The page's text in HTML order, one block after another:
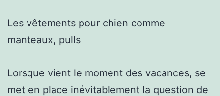
Les vêtements pour chien comme
manteaux, pulls
Lorsque vient le moment des vacances, se
met en place inévitablement la question de